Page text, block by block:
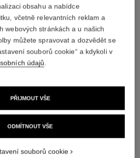
SHODA
obsahu a nabídce
včetně relevantních reklam a
webových stránkách a u našich
můžete spravovat a dozvědět se
souborů cookie“ a kdykoli v
údajů
ODMÍTNOUT VŠE
PŘIJMOUT VŠE
souborů cookie